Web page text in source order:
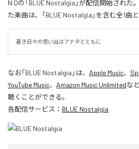
N.Qの「BLUE Nostalgia」が配信開始され
た楽曲は、「BLUE Nostalgia」を含む全1曲
蒼き日々の思い出はアナタとともに
なお「BLUE Nostalgia 」は、 Apple Music、
YouTube Music、 Amazon Music Unlimitedな
聴くことができる。
各配信サービス： BLUE Nostalgia